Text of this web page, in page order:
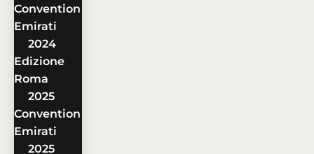
Convention
Emirati
2024
Edizione
Roma
2025
Convention
Emirati
2025